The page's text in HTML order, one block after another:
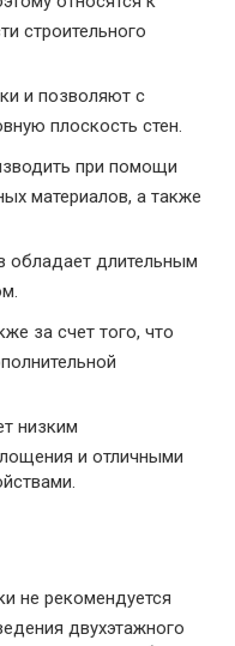
строительного
и позволяют с
плоскость стен.
при помощи
материалов, а также
обладает длительным
за счет того, что
низким
и отличными
не рекомендуется
двухэтажного